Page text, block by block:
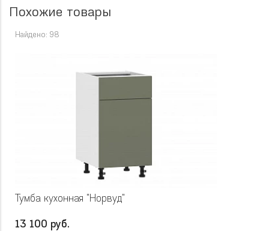
Похожие товары
Найдено: 98
Тумба кухонная "Норвуд"
13 100 руб.